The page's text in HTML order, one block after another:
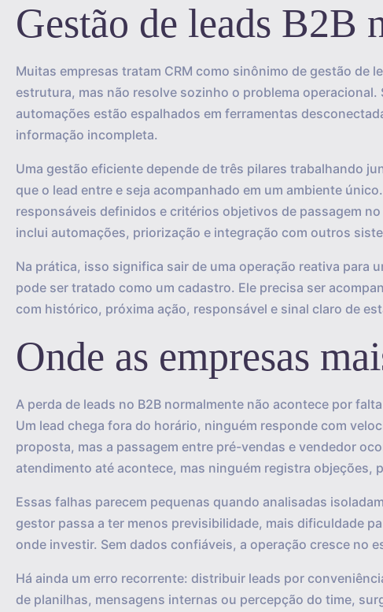
Gestão de leads B2B
Muitas empresas tratam CRM como sinônimo de gestão de
estrutura, mas não resolve sozinho o problema
automações estão espalhados em ferramentas
informação incompleta.
Uma gestão eficiente depende de três pilares trabalhando
que o lead entre e seja acompanhado em um ambiente
responsáveis definidos e critérios objetivos de passagem
inclui automações, priorização e integração com outros
Na prática, isso significa sair de uma operação reativa para
pode ser tratado como um cadastro. Ele precisa ser
com histórico, próxima ação, responsável e sinal claro de
Onde as empresas
A perda de leads no B2B normalmente não acontece por
Um lead chega fora do horário, ninguém responde com
proposta, mas a passagem entre pré-vendas e vendedor
atendimento até acontece, mas ninguém registra objeções,
Essas falhas parecem pequenas quando analisadas
gestor passa a ter menos previsibilidade, mais dificuldade
onde investir. Sem dados confiáveis, a operação cresce no
Há ainda um erro recorrente: distribuir leads por
de planilhas, mensagens internas ou percepção do time,